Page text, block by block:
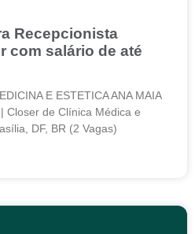
Recepcionista
com salário de até
E ESTETICA ANA MAIA
Closer de Clínica Médica e
DF, BR (2 Vagas)